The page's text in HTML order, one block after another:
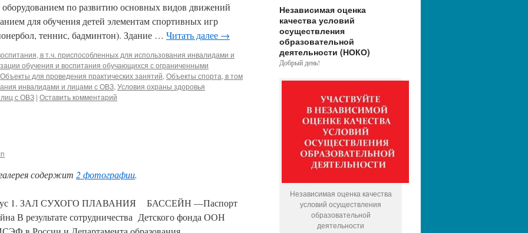
по развитию основных видов движений
для обучения детей элементам спортивных игр
теннис, бадминтон). Здание … Читать далее →
в т.ч. приспособленных для использования инвалидами и
обучения и воспитания обучающихся с ограниченными
Объекты для проведения практических занятий, Объекты спорта, в том
инвалидами и лицами с ОВЗ, Условия охраны здоровья
с ОВЗ | Оставить комментарий
содержит 2 фотографии.
1. ЗАЛ СУХОГО ПЛАВАНИЯ БАССЕЙН —Паспорт
В результате сотрудничества Детского фонда ООН
Независимая оценка
качества условий
осуществления
образовательной
деятельности (НОКО)
Добрый день!
Независимая оценка качества
условий осуществления
образовательной
деятельности